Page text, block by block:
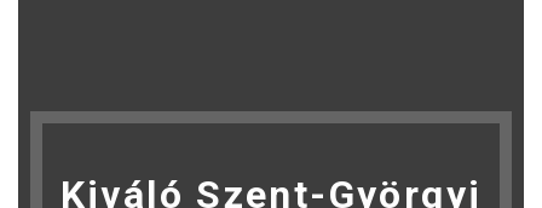
Kiváló Szent-Györgyi